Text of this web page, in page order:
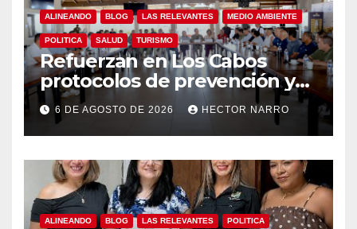
ALINEANDO BLOG LAS RELEVANTES MEDIO AMBIENTE
POLITICA SALUD TURISMO
Refuerzan en Los Cabos
protocolos de prevención y
rescate en playas ante oleaje
y temporada de ciclones
6 DE AGOSTO DE 2026 HECTOR NARRO
ALINEANDO BLOG LAS RELEVANTES POLITICA